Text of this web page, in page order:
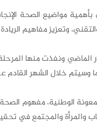
مواضيع الصحة
وتعزيز مفاهيم
الماضي ونفذت منها
وسيتم خلال الشهر
الوطنية، مفهوم الصحة
والمرأة والمجتمع في